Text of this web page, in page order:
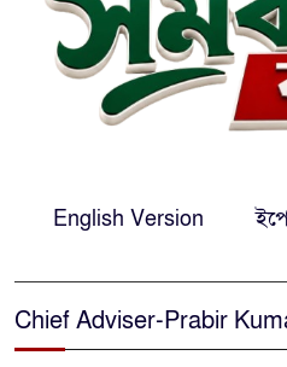
শেখ
English Version
Chief Adviser-Prabir